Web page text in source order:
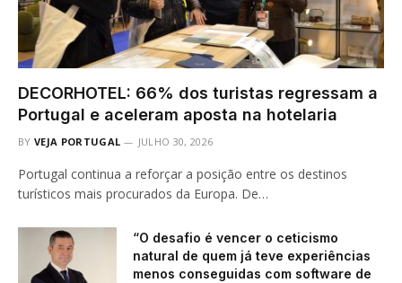
DECORHOTEL: 66% dos turistas regressam a
Portugal e aceleram aposta na hotelaria
BY VEJA PORTUGAL JULHO 30, 2026
Portugal continua a reforçar a posição entre os destinos
turísticos mais procurados da Europa. De…
“O desafio é vencer o ceticismo
natural de quem já teve experiências
menos conseguidas com software de